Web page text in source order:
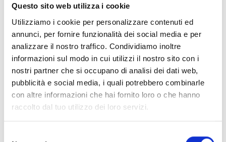
Questo sito web utilizza i cookie
Utilizziamo i cookie per personalizzare contenuti ed
annunci, per fornire funzionalità dei social media e per
analizzare il nostro traffico. Condividiamo inoltre
informazioni sul modo in cui utilizzi il nostro sito con i
nostri partner che si occupano di analisi dei dati web,
pubblicità e social media, i quali potrebbero combinarle
con altre informazioni che hai fornito loro o che hanno
raccolto dal tuo utilizzo dei loro servizi.
info.albiniano@gmail.com
Website
www.albiniano.com
Social